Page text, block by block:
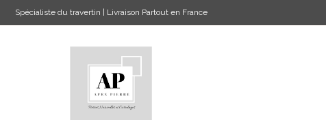
Spécialiste du travertin | Livraison Partout en France